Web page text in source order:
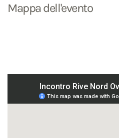
Mappa dell'evento